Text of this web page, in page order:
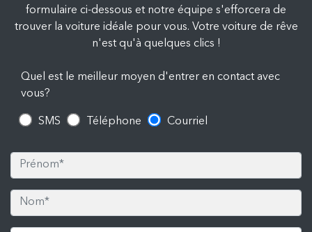
formulaire ci-dessous et notre équipe s'efforcera de
trouver la voiture idéale pour vous. Votre voiture de rêve
n'est qu'à quelques clics !
Quel est le meilleur moyen d'entrer en contact avec
vous?
SMS Téléphone Courriel